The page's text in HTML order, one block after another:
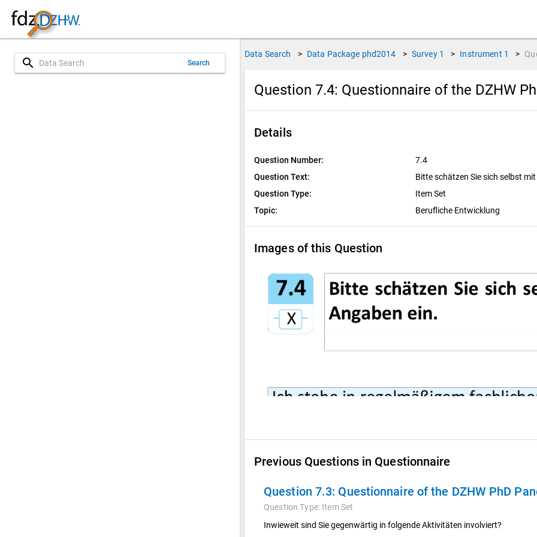
search Search
Data Search > Data Package phd2014 > Survey 1 > Instrument 1 >
Question 7.4: Questionnaire of the DZHW
Details
Question Number:
7.4
Question Text:
Bitte schätzen Sie sich selbst
Question Type:
Item Set
Topic:
Berufliche Entwicklung
Images of this Question
Previous Questions in Questionnaire
Question 7.3: Questionnaire of the DZHW PhD
Question Type: Item Set
Inwieweit sind Sie gegenwärtig in folgende Aktivitäten involviert?